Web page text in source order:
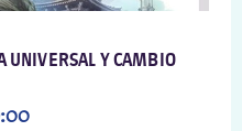
UNIVERSAL Y CAMBIO